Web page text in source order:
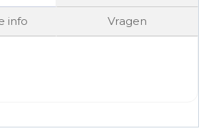
info Vragen